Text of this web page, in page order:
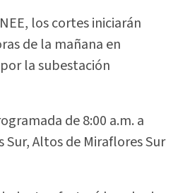
los cortes iniciarán
de la mañana en
la subestación
de 8:00 a.m. a
Sur, Altos de Miraflores Sur